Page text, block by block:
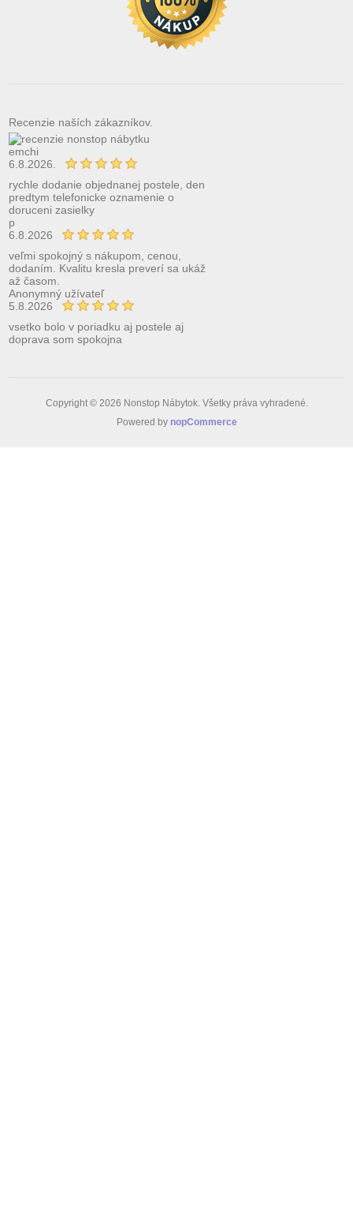
Recenzie naších zákazníkov.
emchi
6.8.2026.
rychle dodanie objednanej postele, den
predtym telefonicke oznamenie o
doruceni zasielky
p
6.8.2026
veľmi spokojný s nákupom, cenou,
dodaním. Kvalitu kresla preverí sa ukáž
až časom.
Anonymný užívateľ
5.8.2026
vsetko bolo v poriadku aj postele aj
doprava som spokojna
Copyright © 2026 Nonstop Nábytok. Všetky práva vyhradené.
Powered by nopCommerce